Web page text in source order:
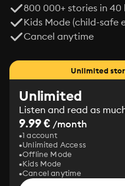
800 000+ stories in 40
Kids Mode (child-safe
Cancel anytime
Unlimited
Unlimited
Listen and read as
9.99 € /month
1 account
Unlimited Access
Offline Mode
Kids Mode
Cancel anytime